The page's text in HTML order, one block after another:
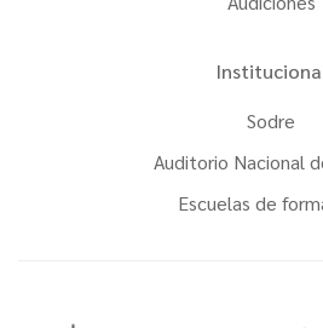
Sodre
Auditorio Nacional
Escuelas de